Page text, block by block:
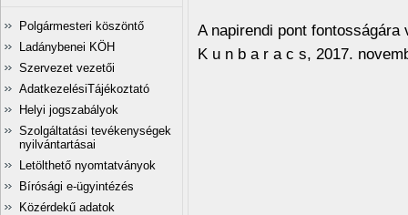
Polgármesteri köszöntő
Ladánybenei KÖH
Szervezet vezetői
AdatkezelésiTájékoztató
Helyi jogszabályok
Szolgáltatási tevékenységek
nyilvántartásai
Letölthető nyomtatványok
Bírósági e-ügyintézés
Közérdekű adatok
A napirendi pont
K u n b a r a c s, 2017.